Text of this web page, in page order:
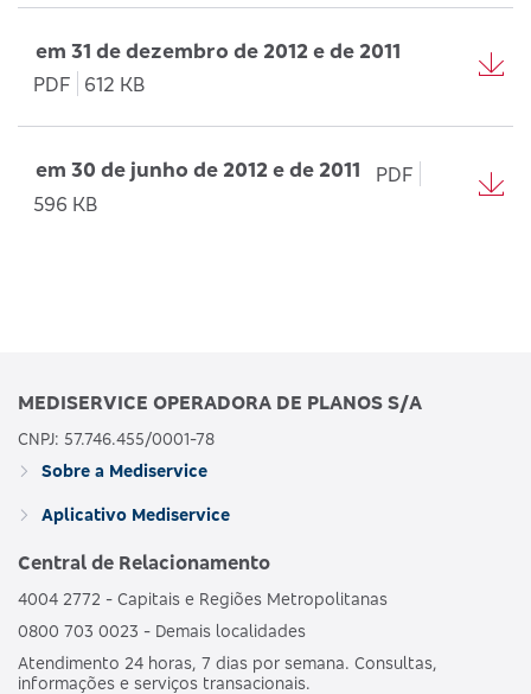
em 31 de dezembro de 2012 e de 2011
PDF
612 KB
em 30 de junho de 2012 e de 2011
PDF
596 KB
MEDISERVICE OPERADORA DE PLANOS S/A
CNPJ: 57.746.455/0001-78
Sobre a Mediservice
Aplicativo Mediservice
Central de Relacionamento
4004 2772 - Capitais e Regiões Metropolitanas
0800 703 0023 - Demais localidades
Atendimento 24 horas, 7 dias por semana. Consultas,
informações e serviços transacionais.